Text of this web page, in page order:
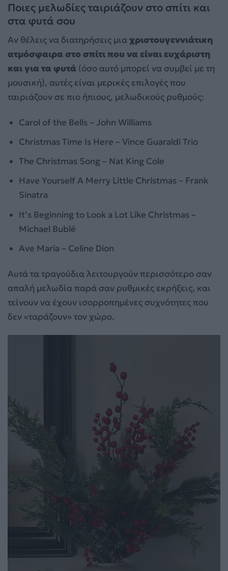
Ποιες μελωδίες ταιριάζουν στο σπίτι και
στα φυτά σου
Αν θέλεις να διατηρήσεις μιαχριστουγεννιάτικη
ατμόσφαιρα στο σπίτι που να είναι ευχάριστη
και για τα φυτά (όσο αυτό μπορεί να συμβεί με τη
μουσική), αυτές είναι μερικές επιλογές που
ταιριάζουν σε πιο ήπιους, μελωδικούς ρυθμούς:
Carol of the Bells – John Williams
Christmas Time Is Here – Vince Guaraldi Trio
The Christmas Song – Nat King Cole
Have Yourself A Merry Little Christmas – Frank
Sinatra
It’s Beginning to Look a Lot Like Christmas –
Michael Bublé
Ave Maria – Celine Dion
Αυτά τα τραγούδια λειτουργούν περισσότερο σαν
απαλή μελωδία παρά σαν ρυθμικές εκρήξεις, και
τείνουν να έχουν ισορροπημένες συχνότητες που
δεν «ταράζουν» τον χώρο.